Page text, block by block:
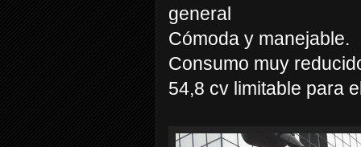
general
Cómoda y manejable.
Consumo muy
54,8 cv limitable para